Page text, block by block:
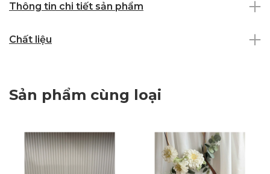
Thông tin chi tiết sản phẩm
Chất liệu
Sản phẩm cùng loại